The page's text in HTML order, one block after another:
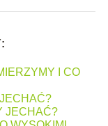
I CO
JECHAĆ?